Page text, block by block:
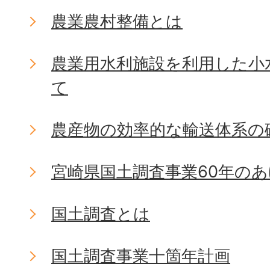
農業農村整備とは
農業用水利施設を利用した
て
農産物の効率的な輸送体系の
宮崎県国土調査事業60年の
国土調査とは
国土調査事業十箇年計画